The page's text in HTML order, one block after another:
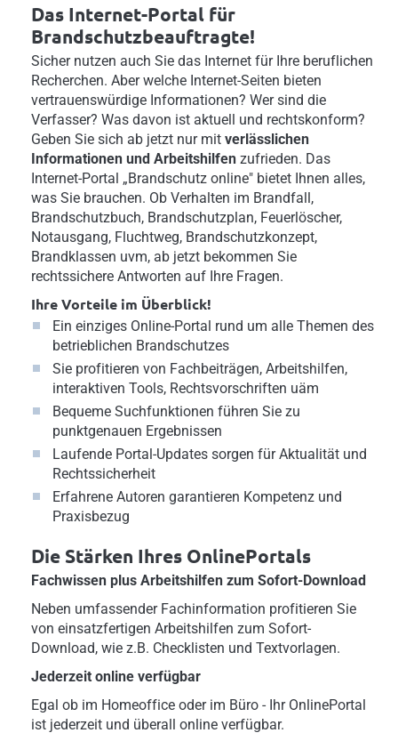
Das Internet-Portal für
Brandschutzbeauftragte!
Sicher nutzen auch Sie das Internet für Ihre beruflichen
Recherchen. Aber welche Internet-Seiten bieten
vertrauenswürdige Informationen? Wer sind die
Verfasser? Was davon ist aktuell und rechtskonform?
Geben Sie sich ab jetzt nur mit verlässlichen
Informationen und Arbeitshilfen zufrieden. Das
Internet-Portal „Brandschutz online" bietet Ihnen alles,
was Sie brauchen. Ob Verhalten im Brandfall,
Brandschutzbuch, Brandschutzplan, Feuerlöscher,
Notausgang, Fluchtweg, Brandschutzkonzept,
Brandklassen uvm, ab jetzt bekommen Sie
rechtssichere Antworten auf Ihre Fragen.
Ihre Vorteile im Überblick!
Ein einziges Online-Portal rund um alle Themen des
betrieblichen Brandschutzes
Sie profitieren von Fachbeiträgen, Arbeitshilfen,
interaktiven Tools, Rechtsvorschriften uäm
Bequeme Suchfunktionen führen Sie zu
punktgenauen Ergebnissen
Laufende Portal-Updates sorgen für Aktualität und
Rechtssicherheit
Erfahrene Autoren garantieren Kompetenz und
Praxisbezug
Die Stärken Ihres OnlinePortals
Fachwissen plus Arbeitshilfen zum Sofort-Download
Neben umfassender Fachinformation profitieren Sie
von einsatzfertigen Arbeitshilfen zum Sofort-
Download, wie z.B. Checklisten und Textvorlagen.
Jederzeit online verfügbar
Egal ob im Homeoffice oder im Büro - Ihr OnlinePortal
ist jederzeit und überall online verfügbar.